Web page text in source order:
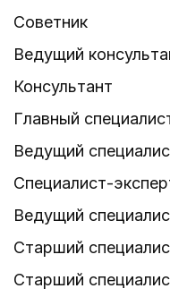
Советник
Ведущий
Консультант
Главный
Ведущий
Специалист-
Ведущий
Старший
Старший